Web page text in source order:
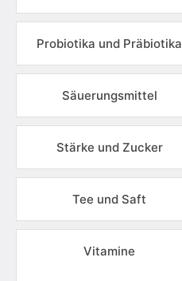
Probiotika und Präbiotika
Säuerungsmittel
Stärke und Zucker
Tee und Saft
Vitamine